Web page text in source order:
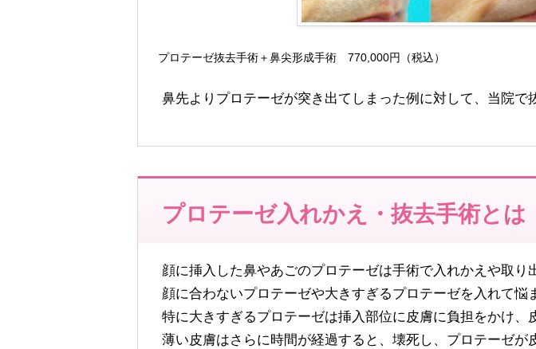
プロテーゼ抜去手術＋鼻尖形成手術 770,000円（税込）
鼻先よりプロテーゼが突き出てしまった例に対して、当院
プロテーゼ入れかえ・抜去手術とは
顔に挿入した鼻やあごのプロテーゼは手術で入れかえや取り
顔に合わないプロテーゼや大きすぎるプロテーゼを入れて悩
特に大きすぎるプロテーゼは挿入部位に皮膚に負担をかけ、
薄い皮膚はさらに時間が経過すると、壊死し、プロテーゼが